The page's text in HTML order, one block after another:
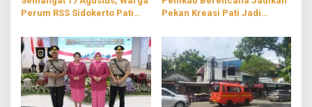
Perum RSS Sidokerto Pati
Pekan Kreasi Pati Jadi